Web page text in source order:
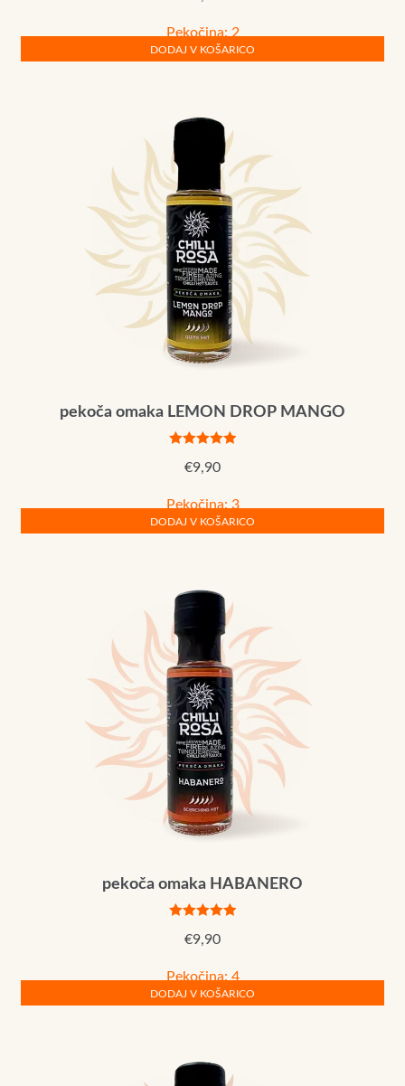
Pekočina: 2
DODAJ V KOŠARICO
pekoča omaka LEMON DROP MANGO
5.00od 5
€9,90
Pekočina: 3
DODAJ V KOŠARICO
pekoča omaka HABANERO
5.00od 5
€9,90
Pekočina: 4
DODAJ V KOŠARICO